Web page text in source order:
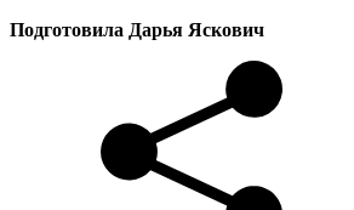
Подготовила Дарья Яскович